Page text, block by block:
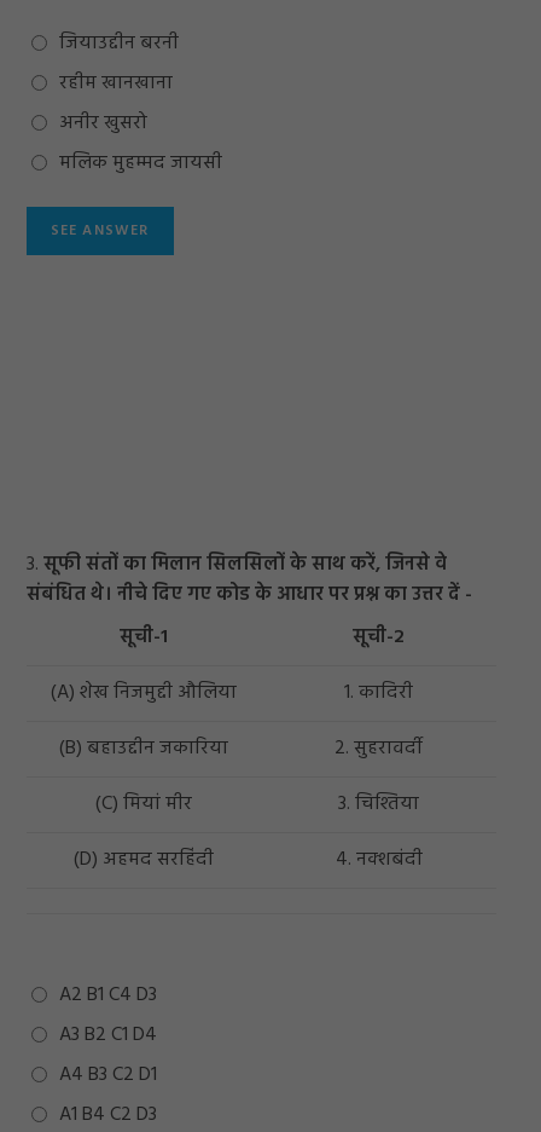
जियाउद्दीन बरनी
रहीम खानखाना
अनीर खुसरो
मलिक मुहम्मद जायसी
3.सूफी संतों का मिलान सिलसिलों के साथ करें, जिनसे वे
संबंधित थे। नीचे दिए गए कोड के आधार पर प्रश्न का उत्तर दें -
सूची-1
सूची-2
(A) शेख निजमुद्दी औलिया
1. कादिरी
(B) बहाउद्दीन जकारिया
2. सुहरावर्दी
(C) मियां मीर
3. चिश्तिया
(D) अहमद सरहिंदी
4. नक्शबंदी
A2 B1 C4 D3
A3 B2 C1 D4
A4 B3 C2 D1
A1 B4 C2 D3